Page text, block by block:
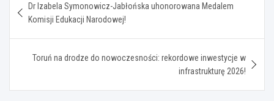
wpisu
Dr Izabela Symonowicz-Jabłońska uhonorowana Medalem
Komisji Edukacji Narodowej!
Toruń na drodze do nowoczesności: rekordowe inwestycje w
infrastrukturę 2026!